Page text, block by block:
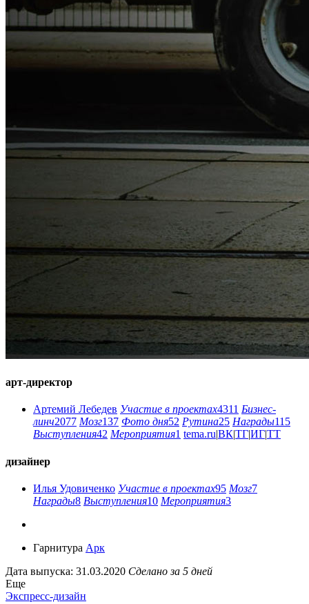
арт-директор
Артемий Лебедев Участие в проектах4311 Бизнес-
линч2077 Мозг137 Фото дня52 Рутина25 Награды115
Выступления42 Мероприятия1 tema.ru|ВК|ТГ|ИГ|ТТ
дизайнер
Илья Удовиченко Участие в проектах95 Мозг7
Награды8 Выступления10 Мероприятия3
Гарнитура Арк
Дата выпуска: 31.03.2020 Сделано за 5 дней
Еще
Экспресс-дизайн